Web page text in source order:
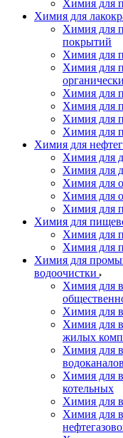
Химия для
Химия для
Химия для
покрытий
Химия для
Химия для
Химия для
Химия для
Химия для
Химия для
Химия для
Химия для
Химия для
Химия для
Химия для
Химия для
Химия для
Химия для
Химия для
Химия для
водоочистки
Химия для
Химия для
Химия для
жилых
Химия для
водоканалов
Химия для
котельных
Химия для
Химия для